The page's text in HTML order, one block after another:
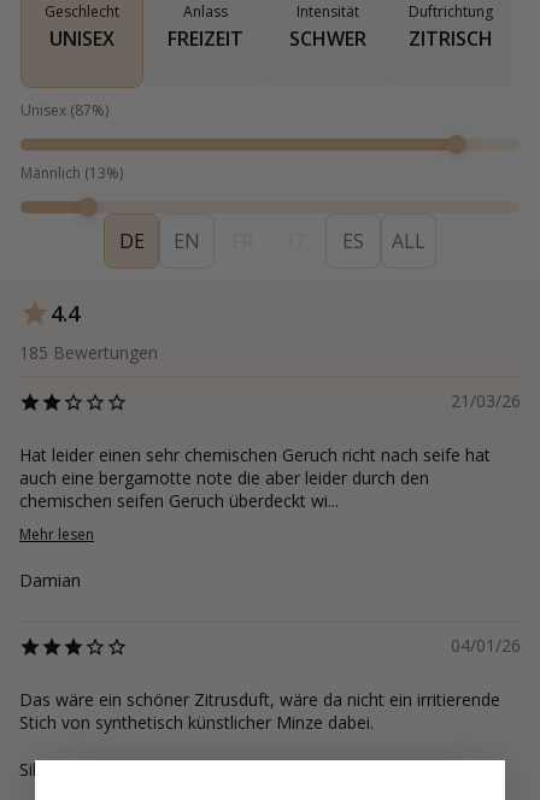
Geschlecht
UNISEX
Anlass
FREIZEIT
Intensität
SCHWER
Duftrichtung
ZITRISCH
Unisex (87%)
Männlich (13%)
DE EN ES ALL
4.4
185 Bewertungen
21/03/26
Hat leider einen sehr chemischen Geruch richt nach seife hat
auch eine bergamotte note die aber leider durch den
chemischen seifen Geruch überdeckt wi...
Mehr lesen
Damian
04/01/26
Das wäre ein schöner Zitrusduft, wäre da nicht ein irritierende
Stich von synthetisch künstlicher Minze dabei.
Silvia